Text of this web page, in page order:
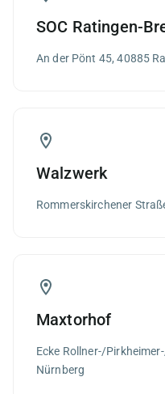
SOC Ratingen-
An der Pönt 45, 40885
Walzwerk
Rommerskirchener
Maxtorhof
Ecke Rollner-/
Nürnberg